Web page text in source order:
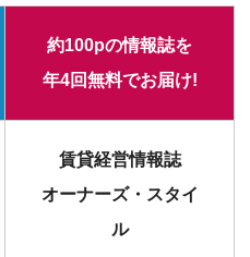
約100pの情報誌を
年4回無料でお届け!
賃貸経営情報誌
オーナーズ・スタイ
ル